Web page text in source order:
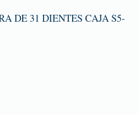
DE 31 DIENTES CAJA S5-